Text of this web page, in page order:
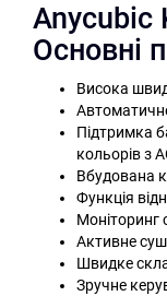
Anycubic
Основні
Висока
Підтримка
кольорів з
Вбудована
Функція
Моніторинг
Активне
Швидке
Зручне